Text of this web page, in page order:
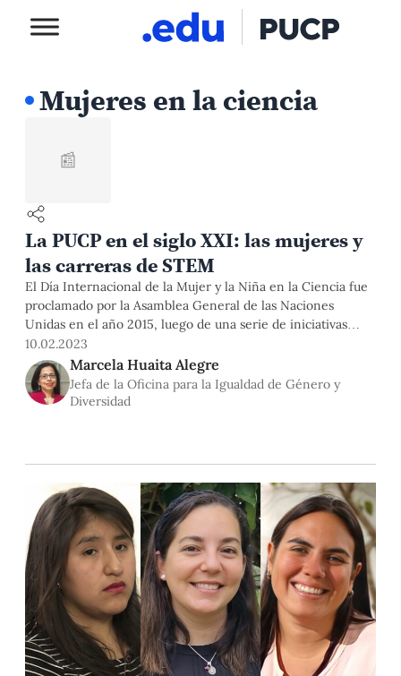
Mujeres en la ciencia
📰
La PUCP en el siglo XXI: las mujeres y
las carreras de STEM
El Día Internacional de la Mujer y la Niña en la Ciencia fue
proclamado por la Asamblea General de las Naciones
Unidas en el año 2015, luego de una serie de iniciativas
desarrolladas por la Unesco, la ONU Mujeres y la UIT para
visibilizar el aporte de la mujer en la ciencia y tecnología,
así
10.02.2023
Marcela Huaita Alegre
Jefa de la Oficina para la Igualdad de Género y
Diversidad